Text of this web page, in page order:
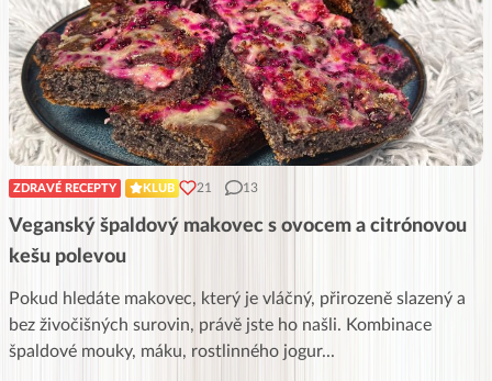
ZDRAVÉ RECEPTY KLUB 21 13
Veganský špaldový makovec s ovocem a citrónovou
kešu polevou
Pokud hledáte makovec, který je vláčný, přirozeně slazený a
bez živočišných surovin, právě jste ho našli. Kombinace
špaldové mouky, máku, rostlinného jogur...